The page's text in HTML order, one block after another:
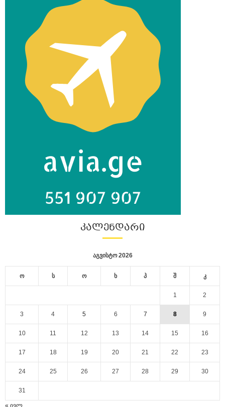
ᲙᲐᲚᲔᲜᲓᲐᲠᲘ
აგვისტო 2026
ო ს ო ხ პ შ კ
1 2
3 4 5 6 7 8 9
10 11 12 13 14 15 16
17 18 19 20 21 22 23
24 25 26 27 28 29 30
31